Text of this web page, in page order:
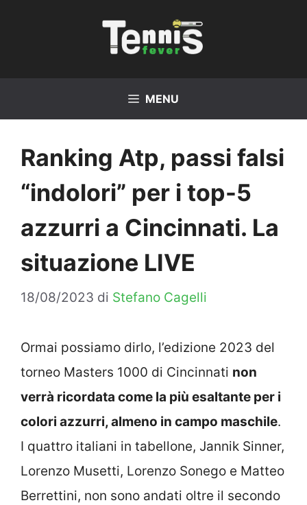
MENU
Ranking Atp, passi falsi
“indolori” per i top-5
azzurri a Cincinnati. La
situazione LIVE
18/08/2023 di Stefano Cagelli
Ormai possiamo dirlo, l’edizione 2023 del
torneo Masters 1000 di Cincinnati non
verrà ricordata come la più esaltante per i
colori azzurri, almeno in campo maschile.
I quattro italiani in tabellone, Jannik Sinner,
Lorenzo Musetti, Lorenzo Sonego e Matteo
Berrettini, non sono andati oltre il secondo